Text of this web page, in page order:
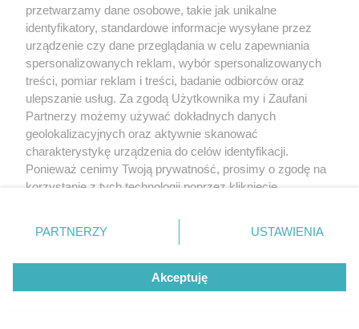
przetwarzamy dane osobowe, takie jak unikalne
identyfikatory, standardowe informacje wysyłane przez
urządzenie czy dane przeglądania w celu zapewniania
spersonalizowanych reklam, wybór spersonalizowanych
treści, pomiar reklam i treści, badanie odbiorców oraz
ulepszanie usług. Za zgodą Użytkownika my i Zaufani
Partnerzy możemy używać dokładnych danych
geolokalizacyjnych oraz aktywnie skanować
charakterystykę urządzenia do celów identyfikacji.
Ponieważ cenimy Twoją prywatność, prosimy o zgodę na
korzystanie z tych technologii poprzez kliknięcie
zmienić/wycofać klikając przycisk ustawień prywatności
znajdujący się w lewym dolnym rogu strony
rodzaje przetwarzania danych nie wymagają zgody
użytkownika, ale masz prawo sprzeciwić się takiemu
przetwarzaniu. Preferencje będą miały zastosowanie tylko
PARTNERZY USTAWIENIA
Akceptuję